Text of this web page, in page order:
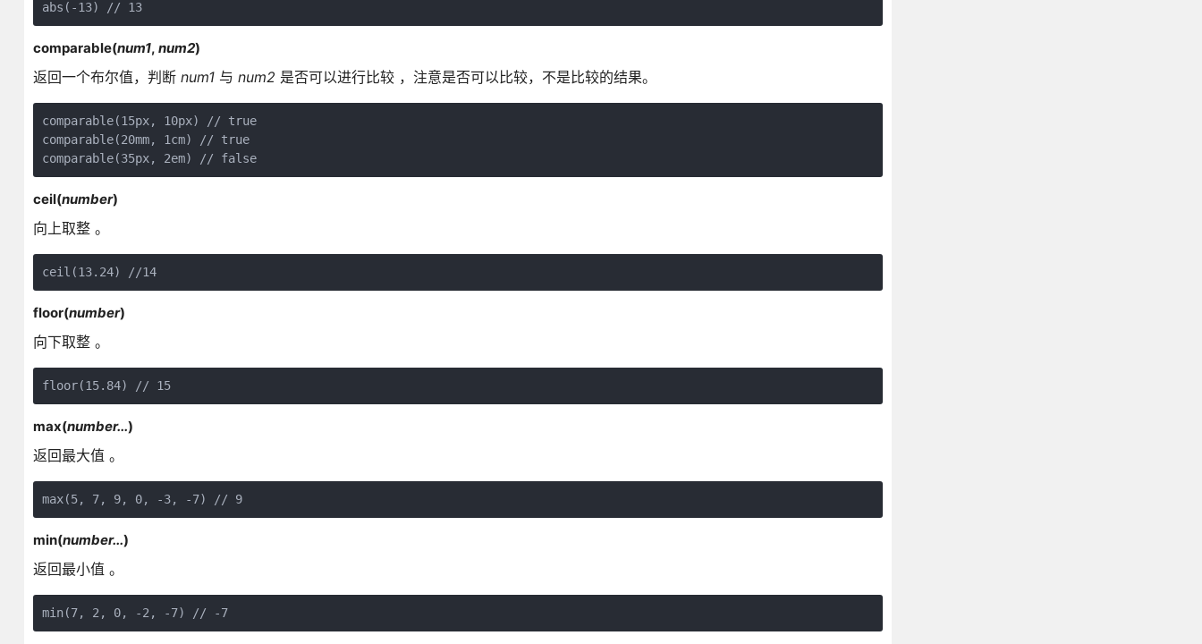
abs(-13) // 13
comparable(num1, num2)
返回一个布尔值，判断 num1与 num2 是否可以进行比较 ，注意是否可以比较，不是比较的结果。
comparable(15px, 10px) // true
comparable(20mm, 1cm) // true
comparable(35px, 2em) // false
ceil(number)
向上取整 。
ceil(13.24) //14
floor(number)
向下取整 。
floor(15.84) // 15
max(number...)
返回最大值 。
max(5, 7, 9, 0, -3, -7) // 9
min(number...)
返回最小值 。
min(7, 2, 0, -2, -7) // -7